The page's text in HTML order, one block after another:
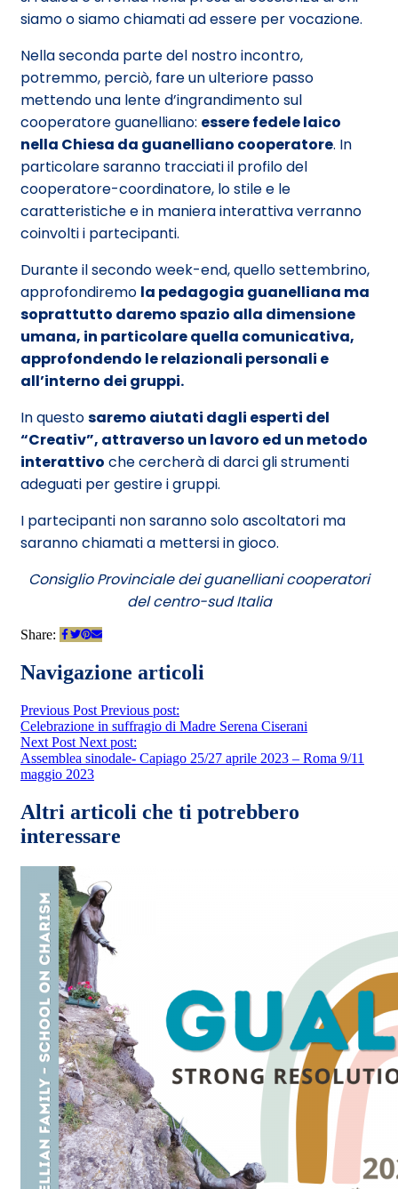
siamo o siamo chiamati ad essere per vocazione.
Nella seconda parte del nostro incontro,
potremmo, perciò, fare un ulteriore passo
mettendo una lente d’ingrandimento sul
cooperatore guanelliano: essere fedele laico
nella Chiesa da guanelliano cooperatore. In
particolare saranno tracciati il profilo del
cooperatore-coordinatore, lo stile e le
caratteristiche e in maniera interattiva verranno
coinvolti i partecipanti.
Durante il secondo week-end, quello settembrino,
approfondiremo la pedagogia guanelliana ma
soprattutto daremo spazio alla dimensione
umana, in particolare quella comunicativa,
approfondendo le relazionali personali e
all’interno dei gruppi.
In questosaremo aiutati dagli esperti del
“Creativ”, attraverso un lavoro ed un metodo
interattivo che cercherà di darci gli strumenti
adeguati per gestire i gruppi.
I partecipanti non saranno solo ascoltatori ma
saranno chiamati a mettersi in gioco.
Consiglio Provinciale dei guanelliani cooperatori
del centro-sud Italia
Share:
Navigazione articoli
Previous Post Previous post:
Celebrazione in suffragio di Madre Serena Ciserani
Next Post Next post:
Assemblea sinodale- Capiago 25/27 aprile 2023 – Roma 9/11
maggio 2023
Altri articoli che ti potrebbero
interessare